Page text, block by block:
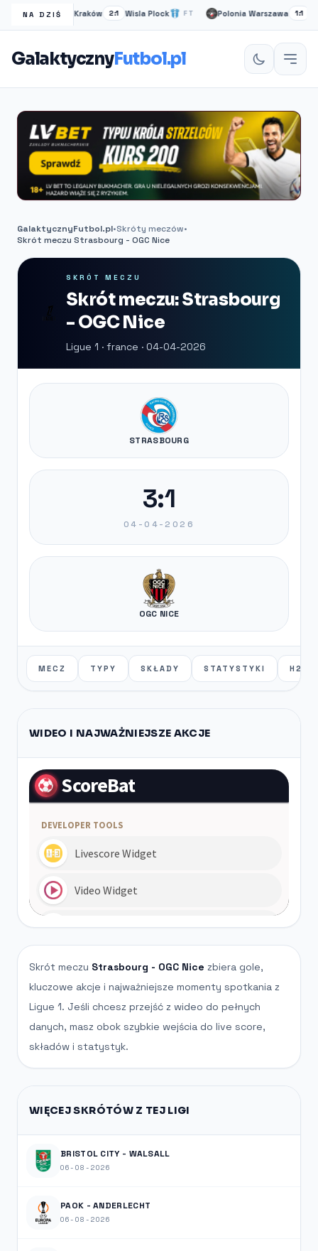
NA DZIŚ
Wisła Kraków 2:1 Wisla Plock FT Polonia Warszawa 1:1
GalaktycznyFutbol.pl
GalaktycznyFutbol.pl•Skróty meczów•
Skrót meczu Strasbourg - OGC Nice
SKRÓT MECZU
Skrót meczu: Strasbourg
- OGC Nice
Ligue 1 · france · 04-04-2026
STRASBOURG
3:1
04-04-2026
OGC NICE
MECZ TYPY SKŁADY STATYSTYKI H2H
WIDEO I NAJWAŻNIEJSZE AKCJE
Skrót meczu Strasbourg - OGC Nice zbiera gole,
kluczowe akcje i najważniejsze momenty spotkania z
Ligue 1. Jeśli chcesz przejść z wideo do pełnych
danych, masz obok szybkie wejścia do live score,
składów i statystyk.
WIĘCEJ SKRÓTÓW Z TEJ LIGI
BRISTOL CITY - WALSALL
06-08-2026
PAOK - ANDERLECHT
06-08-2026